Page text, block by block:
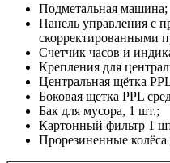
Подметальная машина;
Панель управления с
скорректированными
Счетчик часов и
Крепления для
Центральная щётка
Боковая щетка PPL
Бак для мусора, 1 шт.;
Картонный фильтр 1
Прорезиненные